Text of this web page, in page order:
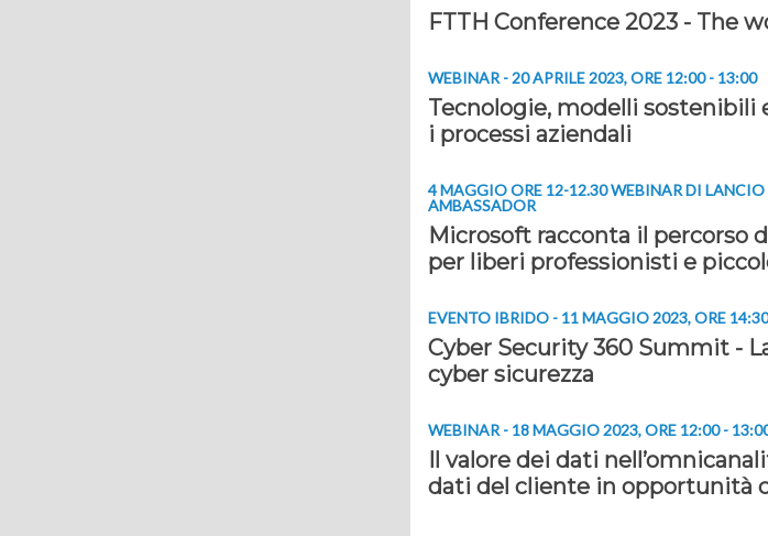
FTTH Conference 2023 - The
WEBINAR - 20 APRILE 2023, ORE 12:00 - 13:00
Tecnologie, modelli
i processi aziendali
4 MAGGIO ORE 12-12.30 WEBINAR DI
AMBASSADOR
Microsoft racconta il percorso
per liberi professionisti e
EVENTO IBRIDO - 11 MAGGIO 2023, ORE
Cyber Security 360 Summit -
cyber sicurezza
WEBINAR - 18 MAGGIO 2023, ORE 12:00 -
Il valore dei dati
dati del cliente in opportunità